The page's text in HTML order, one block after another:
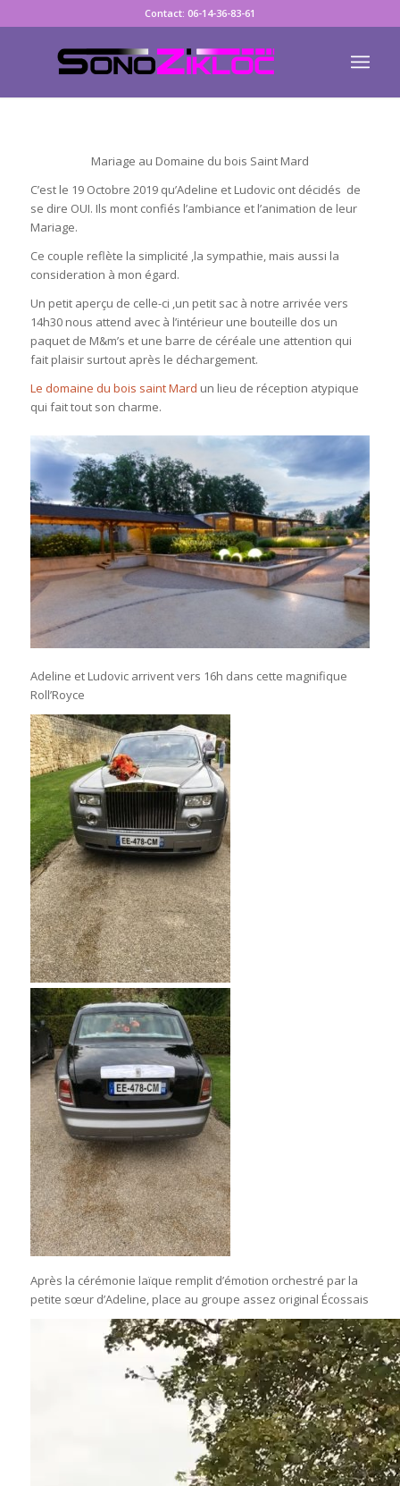
Contact: 06-14-36-83-61
Mariage au Domaine du bois Saint Mard
C’est le 19 Octobre 2019 qu’Adeline et Ludovic ont décidés de
se dire OUI. Ils mont confiés l’ambiance et l’animation de leur
Mariage.
Ce couple reflète la simplicité ,la sympathie, mais aussi la
consideration à mon égard.
Un petit aperçu de celle-ci ,un petit sac à notre arrivée vers
14h30 nous attend avec à l’intérieur une bouteille dos un
paquet de M&m’s et une barre de céréale une attention qui
fait plaisir surtout après le déchargement.
Le domaine du bois saint Mard un lieu de réception atypique
qui fait tout son charme.
Adeline et Ludovic arrivent vers 16h dans cette magnifique
Roll’Royce
Après la cérémonie laïque remplit d’émotion orchestré par la
petite sœur d’Adeline, place au groupe assez original Écossais